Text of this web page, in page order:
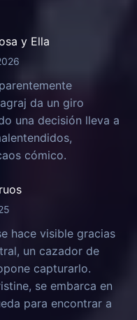
y Ella
da un giro
una decisión lleva a
cómico.
hace visible gracias
un cazador de
capturarlo.
se embarca en
para encontrar a